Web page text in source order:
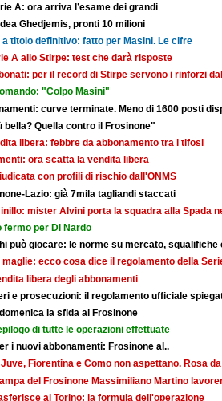
A: ora arriva l’esame dei grandi
Ghedjemis, pronti 10 milioni
a titolo definitivo: fatto per Masini. Le cifre
A allo Stirpe: test che darà risposte
per il record di Stirpe servono i rinforzi
"Colpo Masini"
curve terminate. Meno di 1600 posti
Quella contro il Frosinone"
libera: febbre da abbonamento tra i tifosi
ora scatta la vendita libera
con profili di rischio dall'ONMS
Lazio: già 7mila tagliandi staccati
mister Alvini porta la squadra alla Spada
fermo per Di Nardo
può giocare: le norme su mercato, squalifiche
ecco cosa dice il regolamento della
libera degli abbonamenti
e prosecuzioni: il regolamento ufficiale
la sfida al Frosinone
di tutte le operazioni effettuate
i nuovi abbonamenti: Frosinone al..
Fiorentina e Como non aspettano. Rosa
del Frosinone Massimiliano Martino
al Torino: la formula dell'operazione